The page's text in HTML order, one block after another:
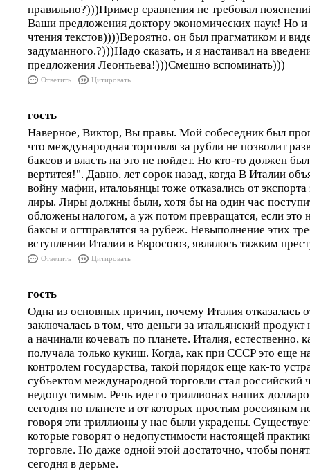
правильно?)))Пример сравнения не требовал
Ваши предложения доктору экономических наук! Но
чтения текстов))))Вероятно, он был прагматиком и
задуманного.?)))Надо сказать, и я настаивал на
предложения Леонтьева!)))Смешно вспоминать)))
Ответить Цитировать
гость
Наверное, Виктор, Вы правы. Мой собеседник был
что международная торговля за рубли не позволит
баксов и власть на это не пойдет. Но кто-то должен
вертится!". Давно, лет сорок назад, когда В Италии
войну мафии, италоьянцы тоже отказались от экспорта
лиры. Лиры должны были, хотя бы на один час
обложены налогом, а уж потом превращатся, если это
баксы и огтправлятся за рубеж. Невыполнение этих
вступлении Италии в Евросоюз, являлось тяжким
Ответить Цитировать
гость
Одна из основных причин, почему Италия отказалась
заключалась в том, что деньги за итальянский
а начинали кочевать по планете. Италия, естественно,
получала только кукиш. Когда, как при СССР это еще
контролем государства, такой порядок еще как-то
субъектом международной торговли стал российский
недопустимым. Речь идет о триллионах наших
сегодня по планете и от которых простым россиянам
говоря эти триллионы у нас были украдены.
которые говорят о недопустимости настоящей
торговле. Но даже одной этой достаточно, чтобы
сегодня в дерьме.